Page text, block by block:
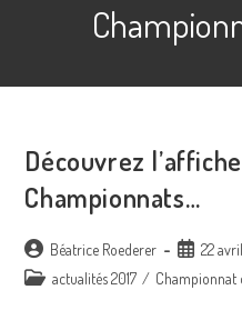
Découvrez
Championnats…
Auteur/autrice
de
Béatrice Roederer
Publication
publiée :
22
Post actualités 2017 / Championnat